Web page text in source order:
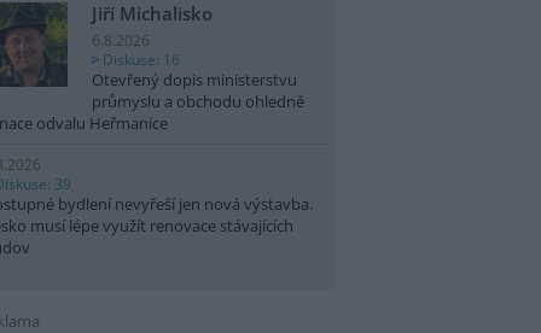
Jiří Michalisko
6.8.2026
Diskuse: 16
Otevřený dopis ministerstvu
průmyslu a obchodu ohledně
odvalu Heřmanice
39
bydlení nevyřeší jen nová výstavba.
musí lépe využít renovace stávajících